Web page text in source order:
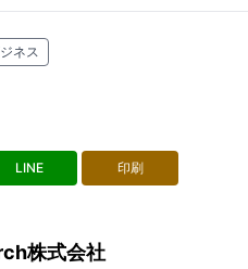
ネス
LINE 印刷
株式会社